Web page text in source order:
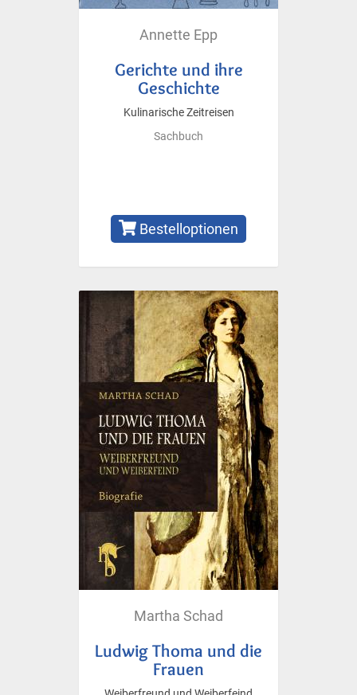
Annette Epp
Gerichte und ihre
Geschichte
Kulinarische Zeitreisen
Sachbuch
Bestelloptionen
Martha Schad
Ludwig Thoma und die
Frauen